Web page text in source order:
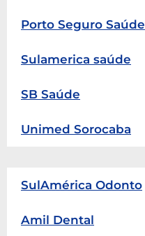
Porto Seguro Saúde
Sulamerica saúde
SB Saúde
Unimed Sorocaba
SulAmérica Odonto
Amil Dental